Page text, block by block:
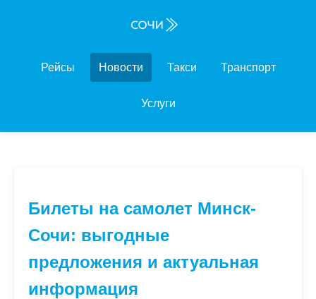
Рейсы Новости Такси Транспорт
Услуги
Билеты на самолет Минск-
Сочи: выгодные
предложения и актуальная
информация